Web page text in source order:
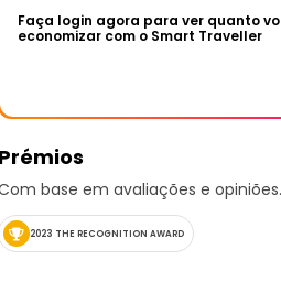
Faça login agora para ver quanto
economizar com o Smart Traveller
Prémios
base em avaliações e opiniões.
2023 THE RECOGNITION AWARD